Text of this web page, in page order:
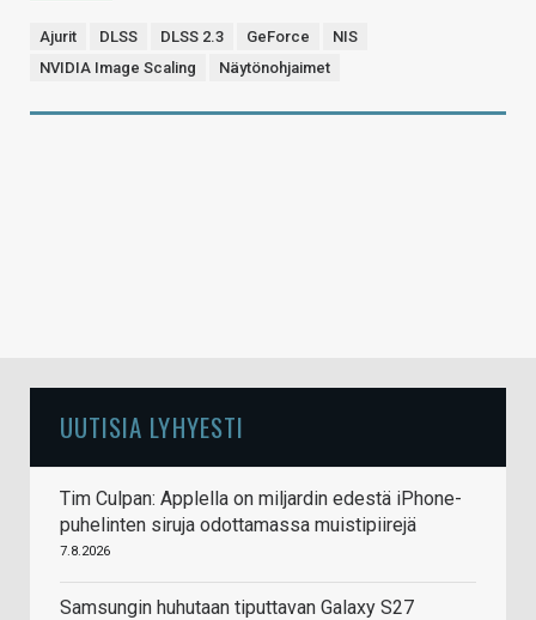
Ajurit DLSS DLSS 2.3 GeForce
NIS
NVIDIA Image Scaling
Näytönohjaimet
UUTISIA LYHYESTI
Tim Culpan: Applella on miljardin edestä iPhone-
puhelinten siruja odottamassa muistipiirejä
7.8.2026
Samsungin huhutaan tiputtavan Galaxy S27